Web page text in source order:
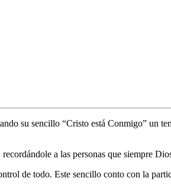
su sencillo “Cristo está Conmigo” un
a las personas que siempre
de todo. Este sencillo conto con la